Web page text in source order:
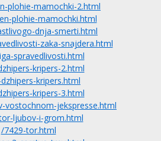
plohie-mamochki-2.html
plohie-mamochki.html
dnja-smerti.html
zaka-snajdera.html
spravedlivosti.html
kripers-2.html
kripers.html
kripers-3.html
vostochnom-jekspresse.html
ljubov-i-grom.html
/7429-tor.html